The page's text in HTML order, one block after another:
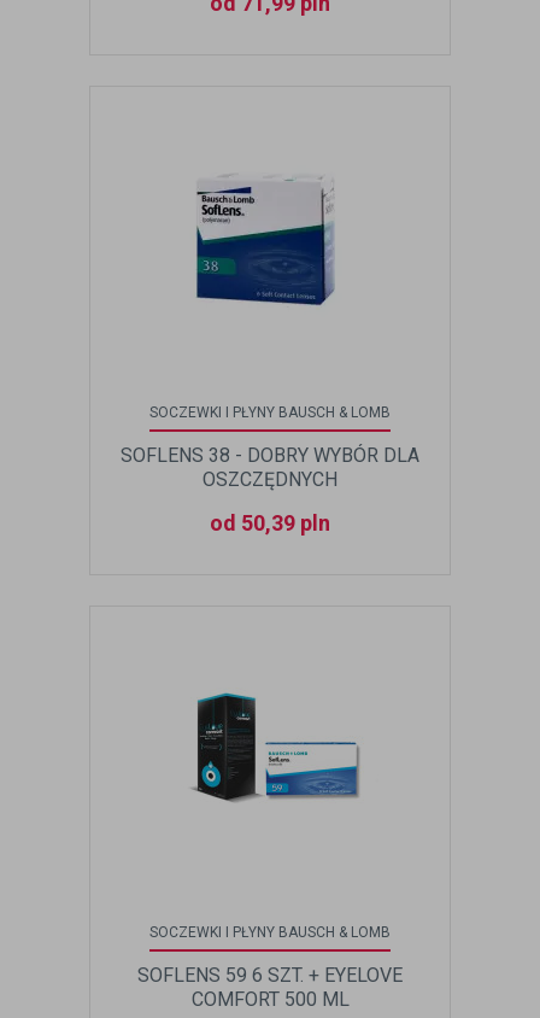
SOCZEWKI I PŁYNY BAUSCH & LOMB
SOFLENS 38 - DOBRY WYBÓR DLA
OSZCZĘDNYCH
od 50,39 pln
SOCZEWKI I PŁYNY BAUSCH & LOMB
SOFLENS 59 6 SZT. + EYELOVE
COMFORT 500 ML